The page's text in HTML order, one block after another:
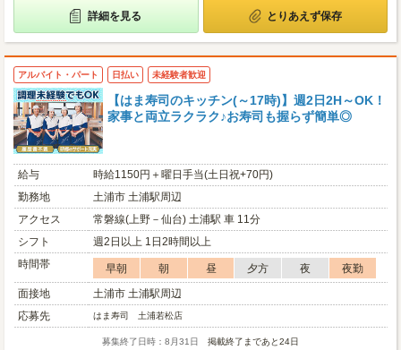
詳細を見る とりあえず保存
アルバイト・パート 日払い 未経験者歓迎
【はま寿司のキッチン(～17時)】週2日2H～OK！
家事と両立ラクラク♪お寿司も握らず簡単◎
給与
時給1150円＋曜日手当(土日祝+70円)
勤務地
土浦市 土浦駅周辺
アクセス
常磐線(上野－仙台) 土浦駅 車 11分
シフト
週2日以上 1日2時間以上
時間帯
早朝 朝 昼 夕方 夜
夜勤
面接地
土浦市 土浦駅周辺
応募先
はま寿司 土浦若松店
募集終了日時：8月31日 掲載終了まであと24日